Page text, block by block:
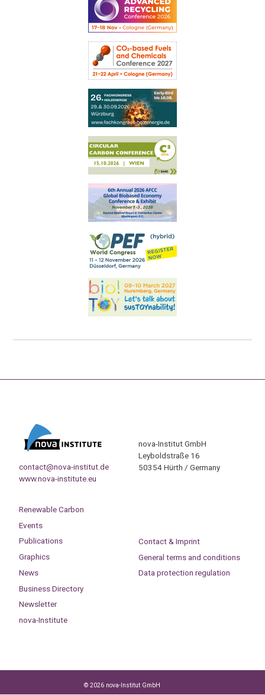
contact@nova-institut.de
www.nova-institute.eu
nova-Institut GmbH
Leyboldstraße 16
50354 Hürth / Germany
Renewable Carbon
Events
Publications
Graphics
News
Business Directory
Newsletter
nova-Institute
Contact & Imprint
General terms and conditions
Data protection regulation
© 2026 nova-Institut GmbH